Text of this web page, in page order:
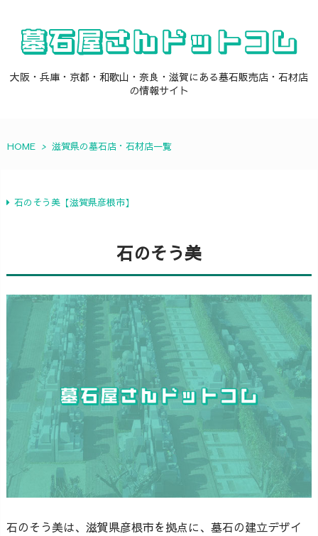
大阪・兵庫・京都・和歌山・奈良・滋賀にある墓石販売店・石材店
の情報サイト
HOME > 滋賀県の墓石店・石材店一覧
石のそう美【滋賀県彦根市】
石のそう美
石のそう美は、滋賀県彦根市を拠点に、墓石の建立デザイ